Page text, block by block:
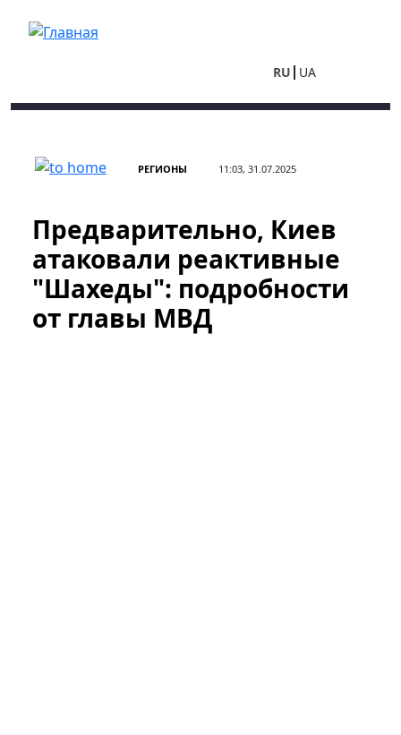
RU UA
РЕГИОНЫ 11:03, 31.07.2025
Предварительно, Киев
атаковали реактивные
"Шахеды": подробности
от главы МВД